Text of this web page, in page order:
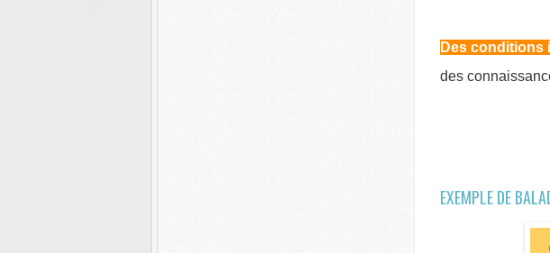
Des conditions
des
EXEMPLE DE